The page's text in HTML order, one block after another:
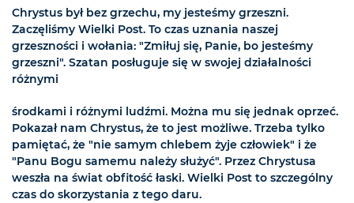
Chrystus był bez grzechu, my jesteśmy grzeszni.
Zaczęliśmy Wielki Post. To czas uznania naszej
grzeszności i wołania: "Zmiłuj się, Panie, bo jesteśmy
grzeszni". Szatan posługuje się w swojej działalności
różnymi
środkami i różnymi ludźmi. Można mu się jednak oprzeć.
Pokazał nam Chrystus, że to jest możliwe. Trzeba tylko
pamiętać, że "nie samym chlebem żyje człowiek" i że
"Panu Bogu samemu należy służyć". Przez Chrystusa
weszła na świat obfitość łaski. Wielki Post to szczególny
czas do skorzystania z tego daru.